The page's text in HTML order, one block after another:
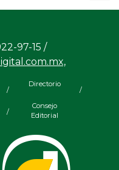
97-15 /
/
Directorio
/
/
Consejo
Editorial